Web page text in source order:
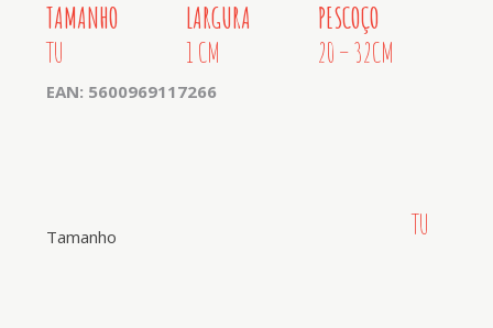
TAMANHO LARGURA
PESCOÇO
TU
1 CM 20 – 32CM
EAN: 5600969117266
Tamanho TU